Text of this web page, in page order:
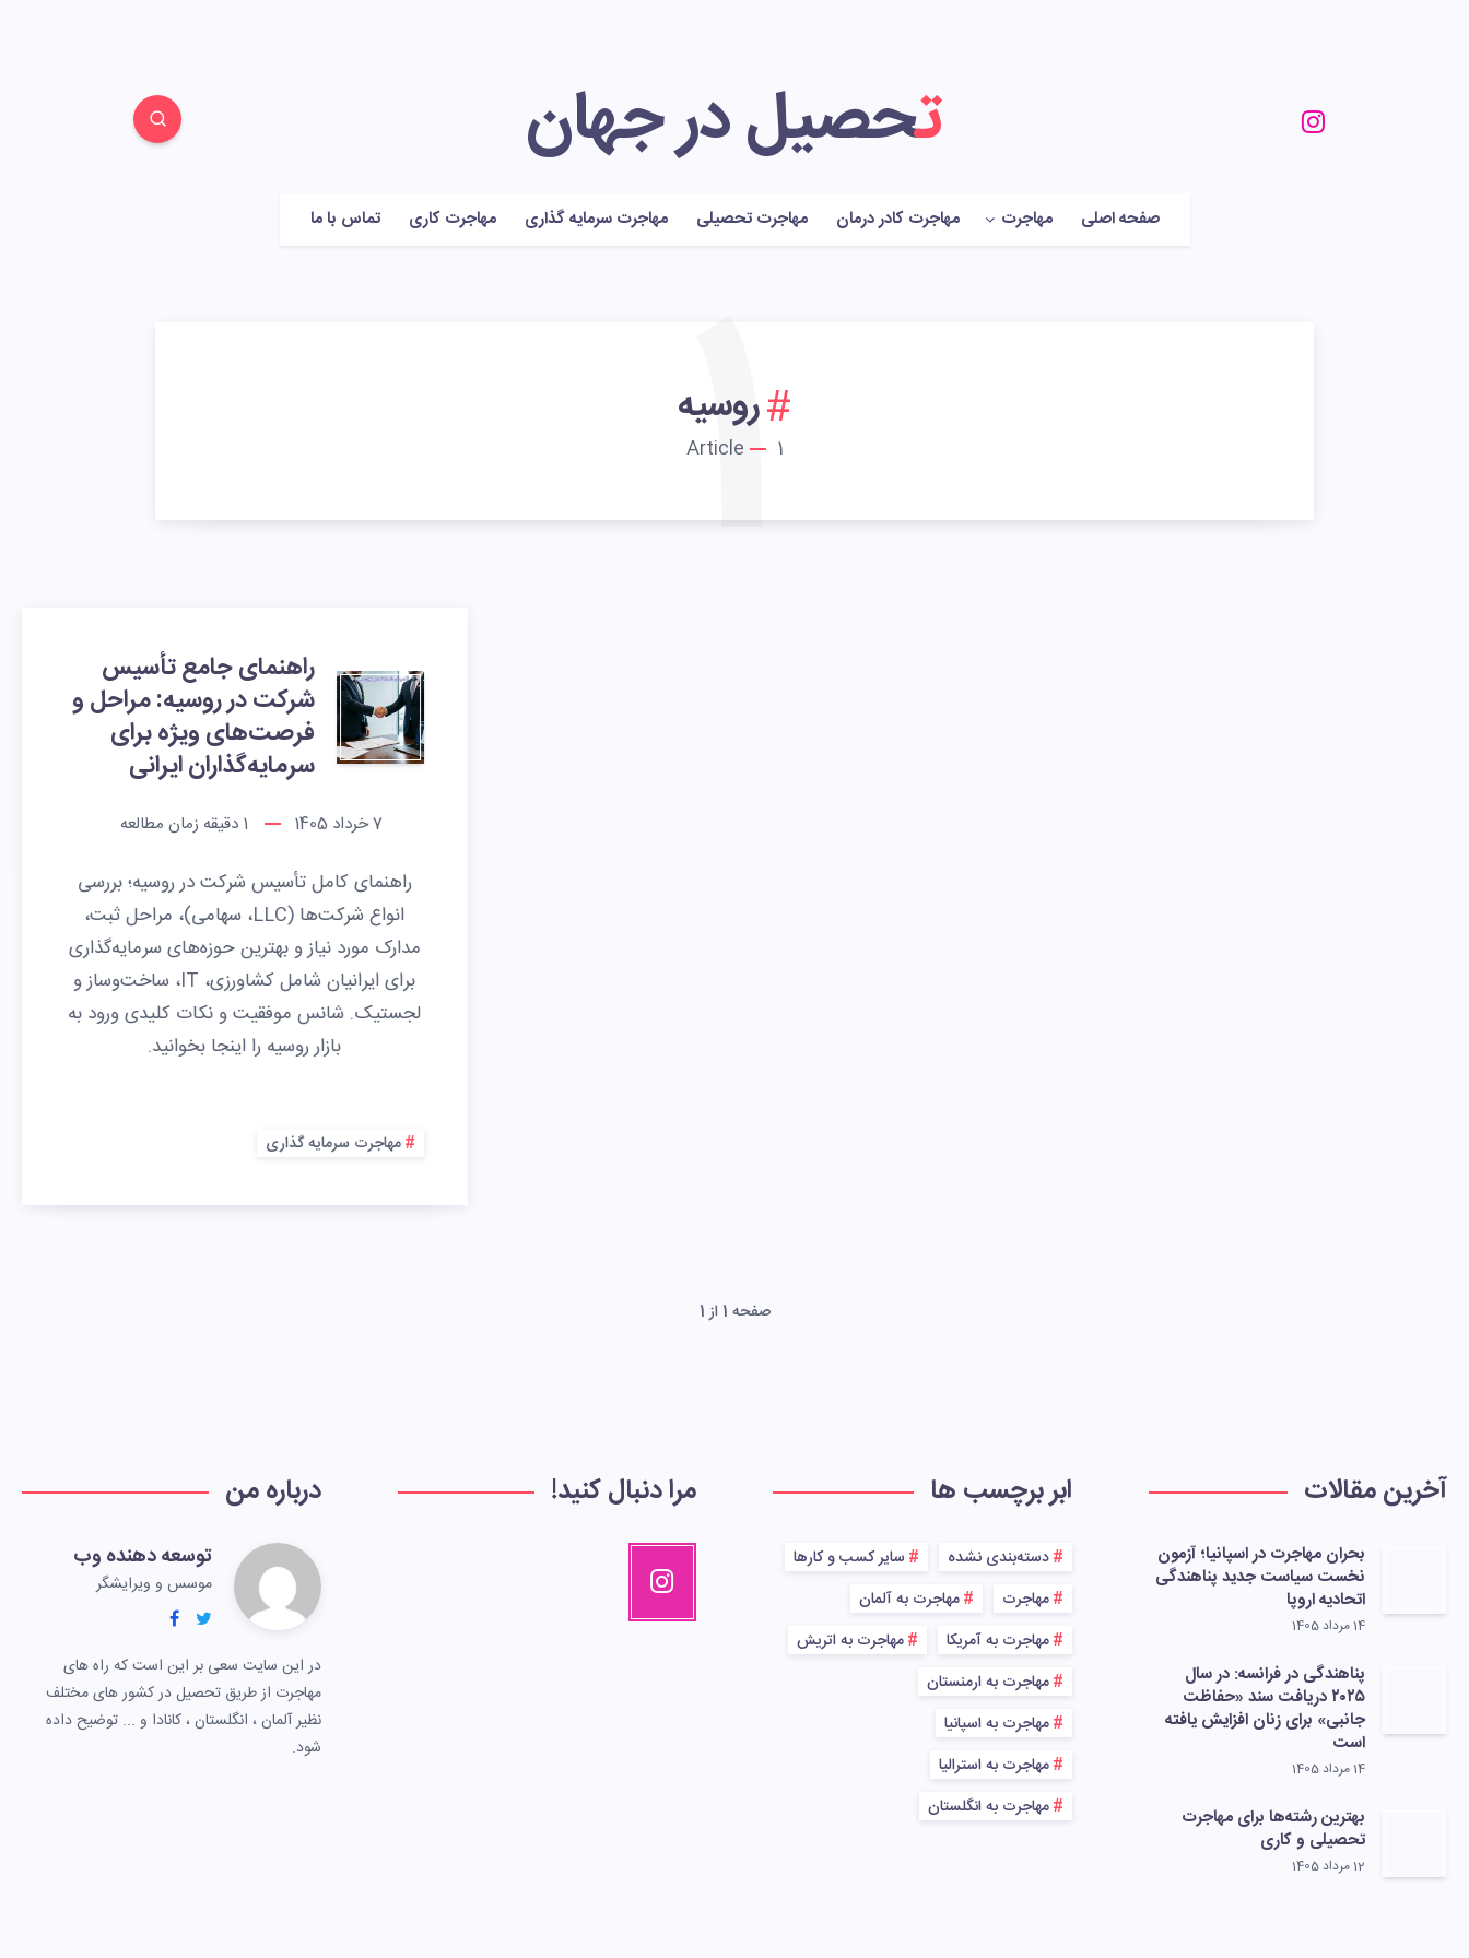
تحصیل در جهان
صفحه اصلی مهاجرت مهاجرت کادر درمان مهاجرت تحصیلی مهاجرت سرمایه گذاری مهاجرت کاری تماس با ما
روسیه
1
1
راهنمای جامع تأسیس
شرکت در روسیه: مراحل و
فرصت‌های ویژه برای
سرمایه‌گذاران ایرانی
7 خرداد 1405 1 دقیقه زمان مطالعه
راهنمای کامل تأسیس شرکت در روسیه؛ بررسی
انواع شرکت‌ها (LLC، سهامی)، مراحل ثبت،
مدارک مورد نیاز و بهترین حوزه‌های سرمایه‌گذاری
برای ایرانیان شامل کشاورزی، IT، ساخت‌وساز و
لجستیک. شانس موفقیت و نکات کلیدی ورود به
بازار روسیه را اینجا بخوانید.
مهاجرت سرمایه گذاری
صفحه 1 از 1
آخرین مقالات
بحران مهاجرت در اسپانیا؛ آزمون
نخست سیاست جدید پناهندگی
اتحادیه اروپا
14 مرداد 1405
پناهندگی در فرانسه: در سال
۲۰۲۵ دریافت سند «حفاظت
جانبی» برای زنان افزایش یافته
است
14 مرداد 1405
بهترین رشته‌ها برای مهاجرت
تحصیلی و کاری
12 مرداد 1405
ابر برچسب ها
دسته‌بندی نشده
سایر کسب و کارها
مهاجرت
مهاجرت به آلمان
مهاجرت به آمریکا
مهاجرت به اتریش
مهاجرت به ارمنستان
مهاجرت به اسپانیا
مهاجرت به استرالیا
مهاجرت به انگلستان
مرا دنبال کنید! درباره من
توسعه دهنده وب
موسس و ویرایشگر
در این سایت سعی بر این است که راه های
مهاجرت از طریق تحصیل در کشور های مختلف
نظیر آلمان ، انگلستان ، کانادا و ... توضیح داده
شود.